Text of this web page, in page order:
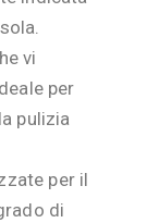
vi
per
pulizia
per il
di